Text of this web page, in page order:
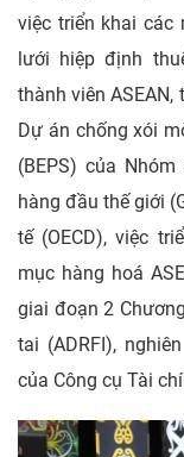
việc triển khai các
lưới hiệp định
thành viên
Dự án chống xói
(BEPS) của
hàng đầu thế giới
tế (OECD), việc
mục hàng hoá
giai đoạn 2
tai (ADRFI),
của Công cụ Tài